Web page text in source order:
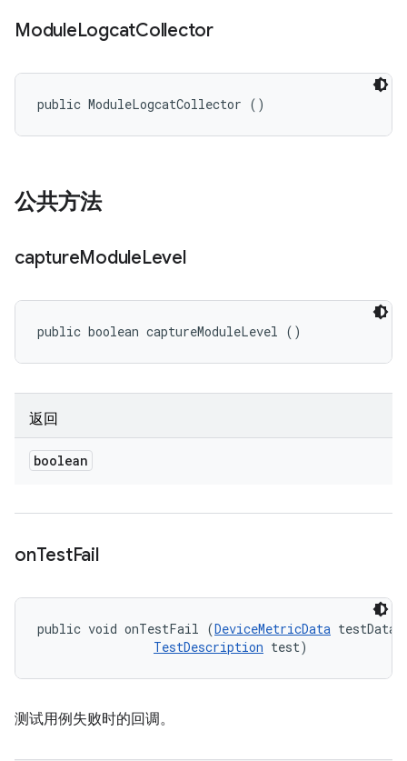
ModuleLogcatCollector
public ModuleLogcatCollector ()
公共方法
captureModuleLevel
public boolean captureModuleLevel ()
返回
boolean
onTestFail
public void onTestFail (DeviceMetricData
TestDescription test)
测试用例失败时的回调。